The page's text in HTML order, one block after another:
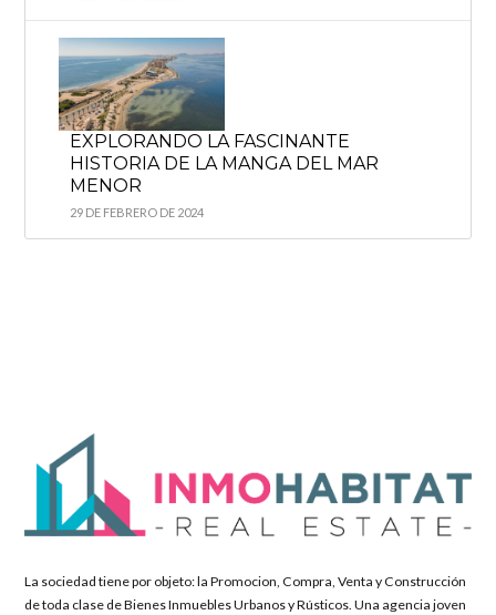
EXPLORANDO LA FASCINANTE
HISTORIA DE LA MANGA DEL MAR
MENOR
29 DE FEBRERO DE 2024
La sociedad tiene por objeto: la Promocion, Compra, Venta y Construcción
de toda clase de Bienes Inmuebles Urbanos y Rústicos. Una agencia joven